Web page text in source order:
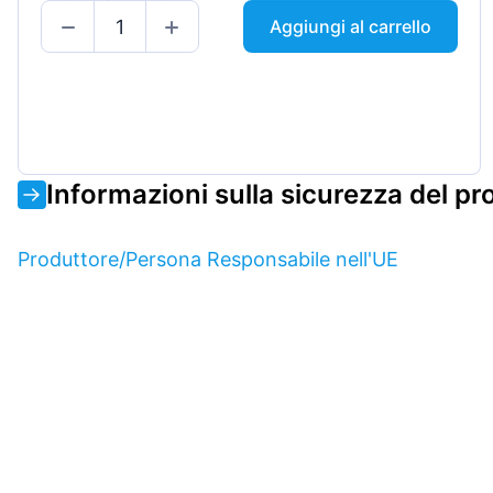
Aggiungi al carrello
Informazioni sulla sicurezza del
Produttore/Persona Responsabile nell'UE